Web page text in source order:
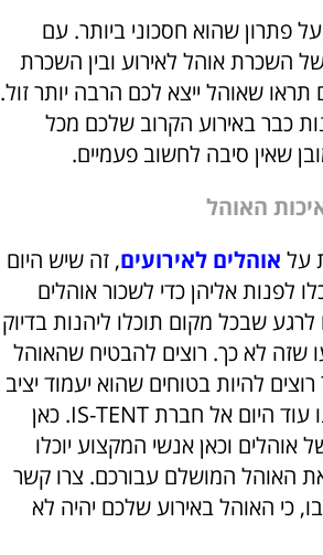
פתרון שהוא חסכוני ביותר. עם
השכרת אוהל לאירוע ובין השכרת
תראו שאוהל ייצא לכם הרבה יותר זול.
כבר באירוע הקרוב שלכם מכל
שאין סיבה לחשוב פעמיים.
האוהל
על אוהלים לאירועים, זה שיש היום
לפנות אליהן כדי לשכור אוהלים
שבכל מקום תוכלו ליהנות בדיוק
שזה לא כך. רוצים להבטיח שהאוהל
להיות בטוחים שהוא יעמוד יציב
גם ברוח חזקה? פנו עוד היום אל חברת IS-TENT. כאן
אוהלים וכאן אנשי המקצוע יוכלו
האוהל המושלם עבורכם. צרו קשר
כי האוהל באירוע שלכם יהיה לא